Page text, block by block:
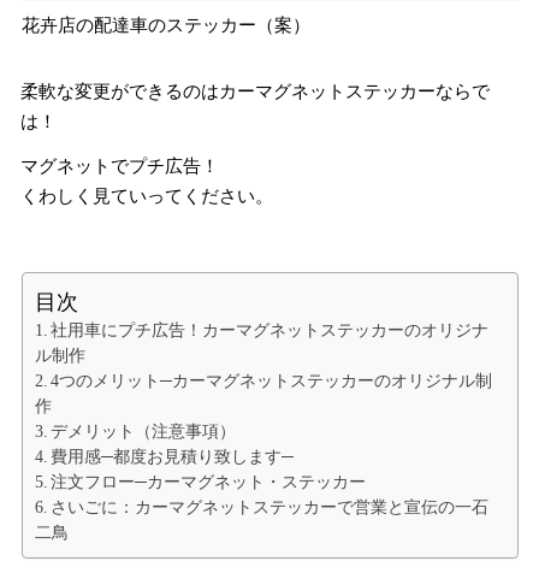
花卉店の配達車のステッカー（案）
柔軟な変更ができるのはカーマグネットステッカーならで
は！
マグネットでプチ広告！
くわしく見ていってください。
目次
社用車にプチ広告！カーマグネットステッカーのオリジナ
ル制作
4つのメリット─カーマグネットステッカーのオリジナル制
作
デメリット（注意事項）
費用感─都度お見積り致します─
注文フロー─カーマグネット・ステッカー
さいごに：カーマグネットステッカーで営業と宣伝の一石
二鳥